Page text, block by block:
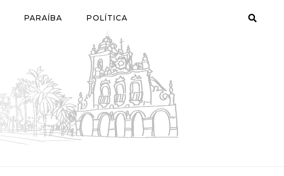
PARAÍBA POLÍTICA